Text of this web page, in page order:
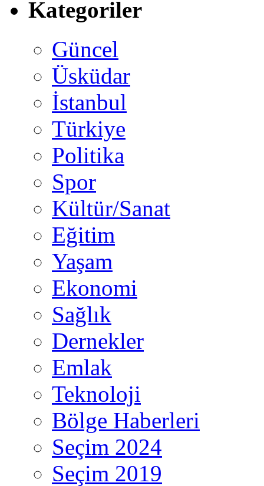
Kategoriler
Güncel
Üsküdar
İstanbul
Türkiye
Politika
Spor
Kültür/Sanat
Eğitim
Yaşam
Ekonomi
Sağlık
Dernekler
Emlak
Teknoloji
Bölge Haberleri
Seçim 2024
Seçim 2019